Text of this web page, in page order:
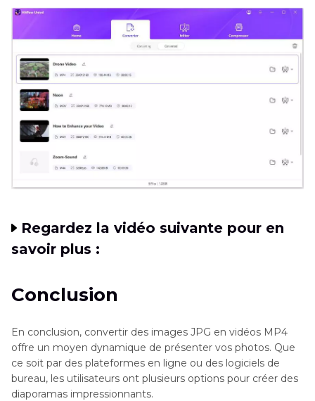
Regardez la vidéo suivante pour en
savoir plus :
Conclusion
En conclusion, convertir des images JPG en vidéos MP4
offre un moyen dynamique de présenter vos photos. Que
ce soit par des plateformes en ligne ou des logiciels de
bureau, les utilisateurs ont plusieurs options pour créer des
diaporamas impressionnants.